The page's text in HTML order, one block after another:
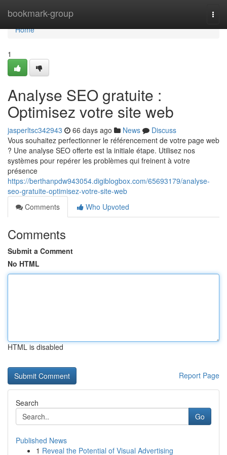
bookmark-group
Home
Home
1
Analyse SEO gratuite :
Optimisez votre site web
jasperltsc342943 66 days ago News
Discuss
Vous souhaitez perfectionner le référencement de votre page web
? Une analyse SEO offerte est la initiale étape. Utilisez nos
systèmes pour repérer les problèmes qui freinent à votre
présence
https://berthanpdw943054.digiblogbox.com/65693179/analyse-
seo-gratuite-optimisez-votre-site-web
Comments
Who Upvoted
Comments
Submit a Comment
No HTML
HTML is disabled
Report Page
Search
Go
Published News
1 Reveal the Potential of Visual Advertising